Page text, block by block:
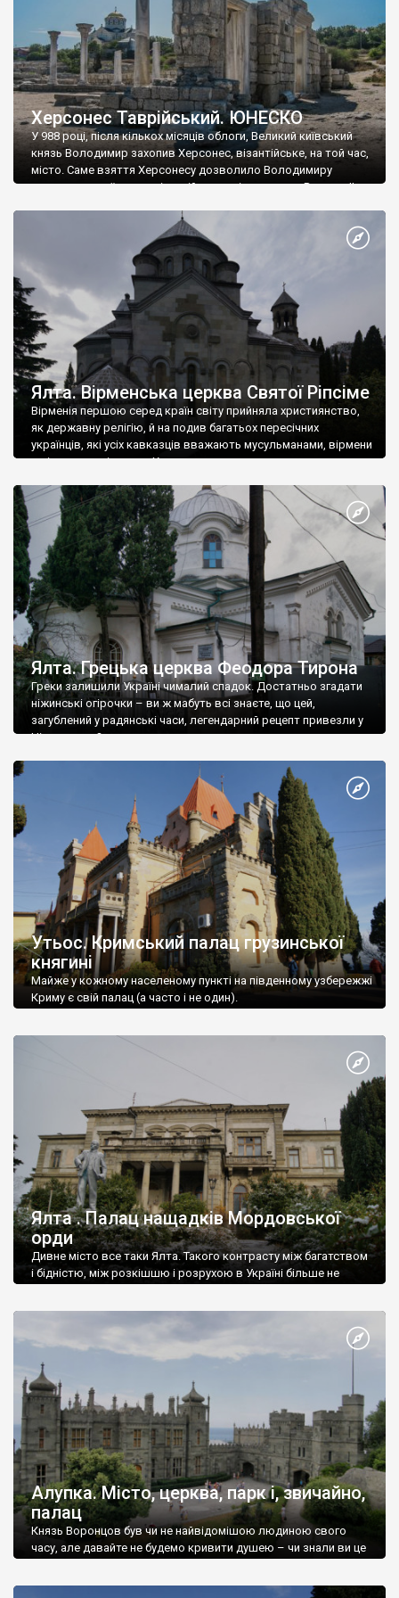
Херсонес Таврійський. ЮНЕСКО
У 988 році, після кількох місяців облоги, Великий київський
князь Володимир захопив Херсонес, візантійське, на той час,
місто. Саме взяття Херсонесу дозволило Володимиру
диктувати свої умови візантійському імператору Василю ІІ, та
Херсонесі Володимир-язичник, став Василем-християнином.
А потім було Хрещення Русі. На честь Херсонесу Таврійського
Ялта. Вірменська церква Святої Ріпсіме
Вірменія першою серед країн світу прийняла християнство,
як державну релігію, й на подив багатьох пересічних
українців, які усіх кавказців вважають мусульманами, вірмени
є відданими вірянами Христа
Ялта. Грецька церква Феодора Тирона
Греки залишили Україні чималий спадок. Достатньо згадати
ніжинські огірочки – ви ж мабуть всі знаєте, що цей,
загублений у радянські часи, легендарний рецепт привезли у
Ніжин греки?
Утьос. Кримський палац грузинської
княгині
Майже у кожному населеному пункті на південному узбережжі
Криму є свій палац (а часто і не один).
Ялта . Палац нащадків Мордовської
орди
Дивне місто все таки Ялта. Такого контрасту між багатством
і бідністю, між розкішшю і розрухою в Україні більше не
Алупка. Місто, церква, парк і, звичайно,
палац
Князь Воронцов був чи не найвідомішою людиною свого
часу, але давайте не будемо кривити душею – чи знали ви це